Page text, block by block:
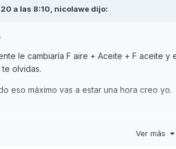
a las 8:10, nicolawe dijo:
le cambiaría F aire + Aceite + F aceite y
te olvidas.
eso máximo vas a estar una hora creo yo.
Ver más